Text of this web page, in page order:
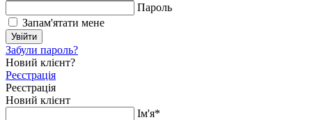
Пароль
Запам'ятати мене
Увійти
Забули пароль?
Новий клієнт?
Реєстрація
Реєстрація
Новий клієнт
Ім'я*